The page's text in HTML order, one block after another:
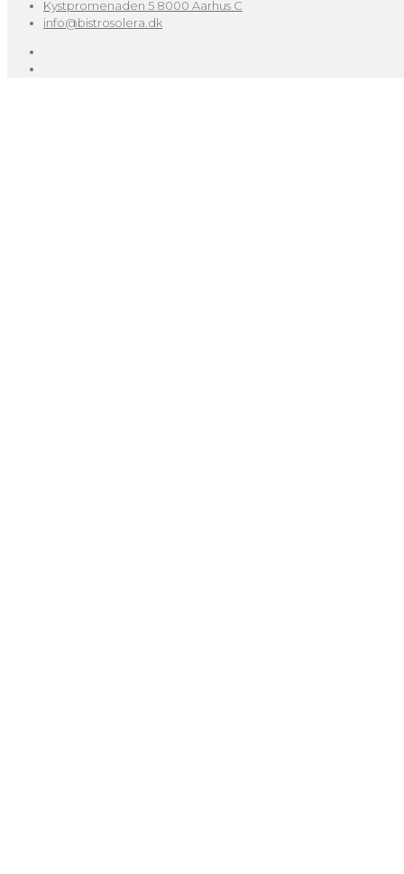
Kystpromenaden 5 8000 Aarhus C
info@bistrosolera.dk